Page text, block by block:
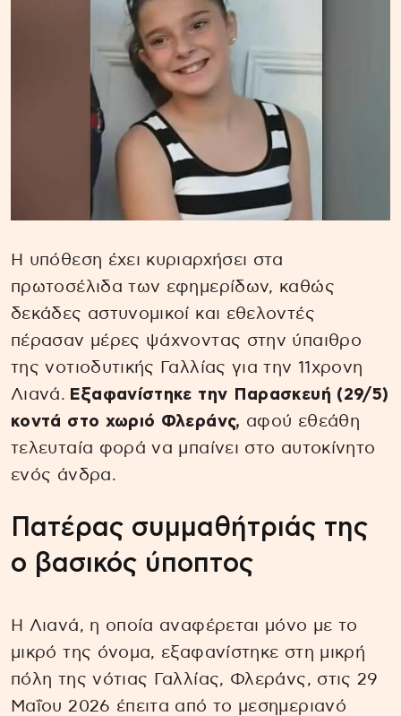
Η υπόθεση έχει κυριαρχήσει στα
πρωτοσέλιδα των εφημερίδων, καθώς
δεκάδες αστυνομικοί και εθελοντές
πέρασαν μέρες ψάχνοντας στην ύπαιθρο
της νοτιοδυτικής Γαλλίας για την 11χρονη
Λιανά. Εξαφανίστηκε την Παρασκευή (29/5)
κοντά στο χωριό Φλεράνς, αφού εθεάθη
τελευταία φορά να μπαίνει στο αυτοκίνητο
ενός άνδρα.
Πατέρας συμμαθήτριάς της
ο βασικός ύποπτος
Η Λιανά, η οποία αναφέρεται μόνο με το
μικρό της όνομα, εξαφανίστηκε στη μικρή
πόλη της νότιας Γαλλίας, Φλεράνς, στις 29
Μαΐου 2026 έπειτα από το μεσημεριανό